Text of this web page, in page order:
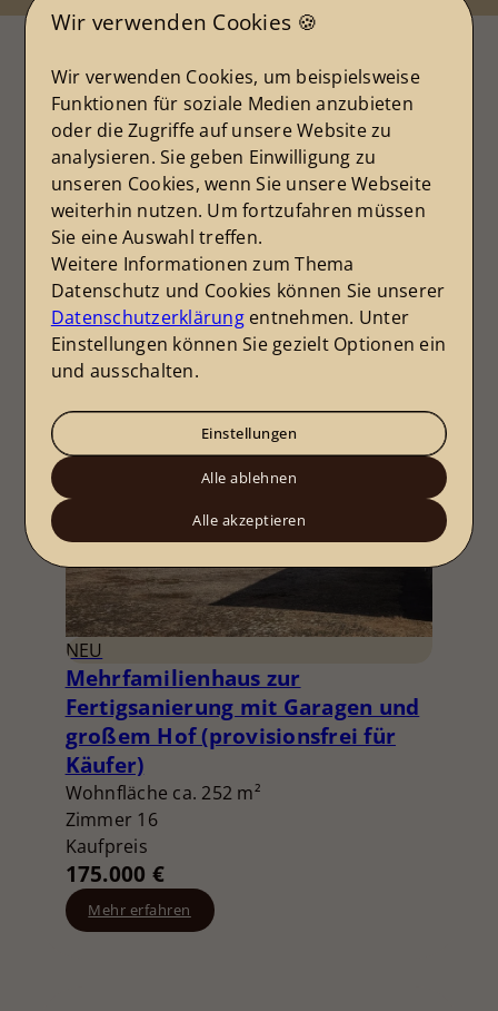
Immobilien in der Region
Aktuelle Immobilien
Alle ansehen
06686 Lützen
Haus zu kaufen
NEU
Mehrfamilienhaus zur
Fertigsanierung mit Garagen und
großem Hof (provisionsfrei für
Käufer)
Wohnfläche ca. 252 m²
Zimmer 16
Kaufpreis
175.000 €
Mehr erfahren
Wir verwenden Cookies 🍪
Wir verwenden Cookies, um beispielsweise
Funktionen für soziale Medien anzubieten
oder die Zugriffe auf unsere Website zu
analysieren. Sie geben Einwilligung zu
unseren Cookies, wenn Sie unsere Webseite
weiterhin nutzen. Um fortzufahren müssen
Sie eine Auswahl treffen.
Weitere Informationen zum Thema
Datenschutz und Cookies können Sie unserer
Datenschutzerklärungentnehmen. Unter
Einstellungen können Sie gezielt Optionen ein
und ausschalten.
Einstellungen
Alle ablehnen
Alle akzeptieren